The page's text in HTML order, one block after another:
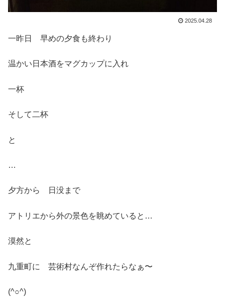
2025.04.28
一昨日 早めの夕食も終わり
温かい日本酒をマグカップに入れ
一杯
そして二杯
と
…
夕方から 日没まで
アトリエから外の景色を眺めていると…
漠然と
九重町に 芸術村なんぞ作れたらなぁ〜
(^○^)